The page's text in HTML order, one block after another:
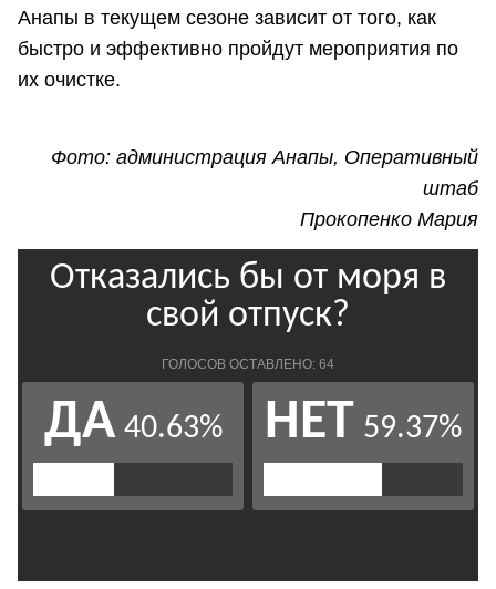
Анапы в текущем сезоне зависит от того, как
быстро и эффективно пройдут мероприятия по
их очистке.
Фото: администрация Анапы, Оперативный
штаб
Прокопенко Мария